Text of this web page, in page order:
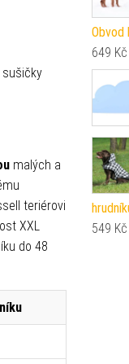
sušičky
malých a
teriérovi
XXL
do 48
Obvod
649 Kč
549 Kč